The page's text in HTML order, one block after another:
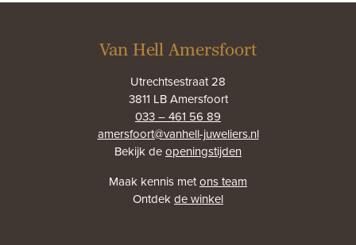
Van Hell Amersfoort
Utrechtsestraat 28
3811 LB Amersfoort
033 – 461 56 89
amersfoort@vanhell-juweliers.nl
Bekijk deopeningstijden
Maak kennis metons team
Ontdekde winkel